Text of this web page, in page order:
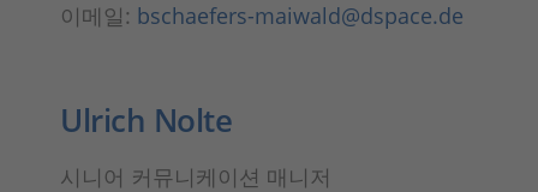
이메일: bschaefers-maiwald@dspace.de
Ulrich Nolte
시니어 커뮤니케이션 매니저